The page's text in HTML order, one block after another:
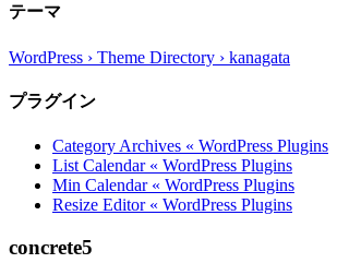
テーマ
WordPress › Theme Directory › kanagata
プラグイン
Category Archives « WordPress Plugins
List Calendar « WordPress Plugins
Min Calendar « WordPress Plugins
Resize Editor « WordPress Plugins
concrete5